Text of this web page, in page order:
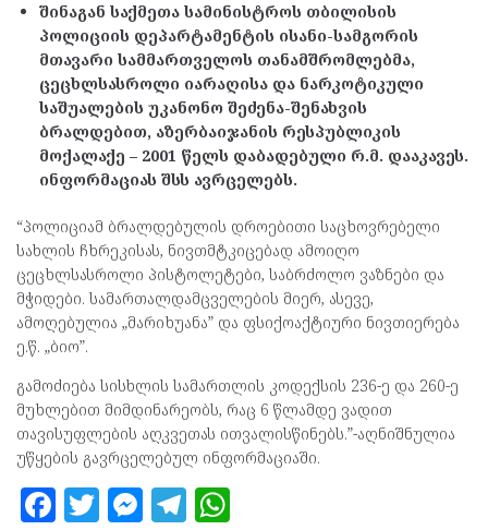
შინაგან საქმეთა სამინისტროს თბილისის
პოლიციის დეპარტამენტის ისანი-სამგორის
მთავარი სამმართველოს თანამშრომლებმა,
ცეცხლსასროლი იარაღისა და ნარკოტიკული
საშუალების უკანონო შეძენა-შენახვის
ბრალდებით, აზერბაიჯანის რესპუბლიკის
მოქალაქე – 2001 წელს დაბადებული რ.მ. დააკავეს.
ინფორმაციას შსს ავრცელებს.
“პოლიციამ ბრალდებულის დროებითი საცხოვრებელი
სახლის ჩხრეკისას, ნივთმტკიცებად ამოიღო
ცეცხლსასროლი პისტოლეტები, საბრძოლო ვაზნები და
მჭიდები. სამართალდამცველების მიერ, ასევე,
ამოღებულია „მარიხუანა” და ფსიქოაქტიური ნივთიერება
ე.წ. „ბიო”.
გამოძიება სისხლის სამართლის კოდექსის 236-ე და 260-ე
მუხლებით მიმდინარეობს, რაც 6 წლამდე ვადით
თავისუფლების აღკვეთას ითვალისწინებს.”-აღნიშნულია
უწყების გავრცელებულ ინფორმაციაში.
F T M T